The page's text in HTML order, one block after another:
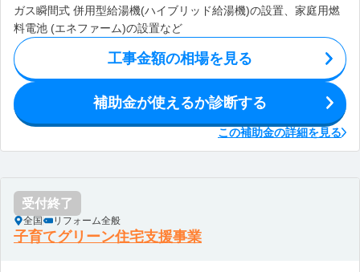
ガス瞬間式 併用型給湯機(ハイブリッド給湯機)の設置、家庭用燃
料電池 (エネファーム)の設置など
工事金額の相場を見る
補助金が使えるか診断する
この補助金の詳細を見る
受付終了
全国 リフォーム全般
子育てグリーン住宅支援事業